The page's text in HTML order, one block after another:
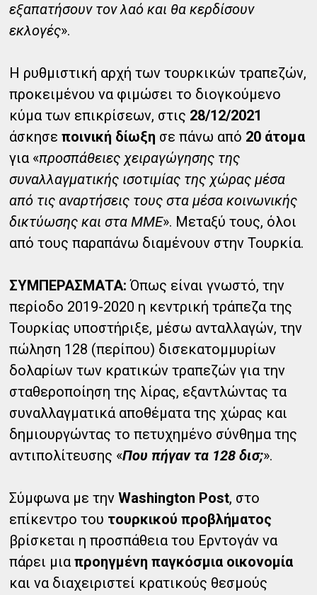
εξαπατήσουν τον λαό και θα κερδίσουν
εκλογές».
Η ρυθμιστική αρχή των τουρκικών τραπεζών,
προκειμένου να φιμώσει το διογκούμενο
κύμα των επικρίσεων, στις 28/12/2021
άσκησεποινική δίωξη σε πάνω από 20 άτομα
για «προσπάθειες χειραγώγησης της
συναλλαγματικής ισοτιμίας της χώρας μέσα
από τις αναρτήσεις τους στα μέσα κοινωνικής
δικτύωσης και στα ΜΜΕ». Μεταξύ τους, όλοι
από τους παραπάνω διαμένουν στην Τουρκία.
ΣΥΜΠΕΡΑΣΜΑΤΑ: Όπως είναι γνωστό, την
περίοδο 2019-2020 η κεντρική τράπεζα της
Τουρκίας υποστήριξε, μέσω ανταλλαγών, την
πώληση 128 (περίπου) δισεκατομμυρίων
δολαρίων των κρατικών τραπεζών για την
σταθεροποίηση της λίρας, εξαντλώντας τα
συναλλαγματικά αποθέματα της χώρας και
δημιουργώντας το πετυχημένο σύνθημα της
αντιπολίτευσης «Που πήγαν τα 128 δισ;».
Σύμφωνα με τηνWashington Post, στο
επίκεντρο του τουρκικού προβλήματος
βρίσκεται η προσπάθεια του Ερντογάν να
πάρει μιαπροηγμένη παγκόσμια οικονομία
και να διαχειριστεί κρατικούς θεσμούς